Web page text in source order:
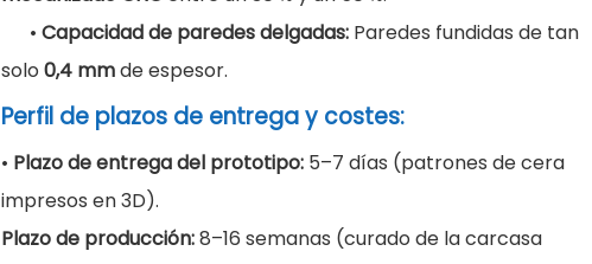
•Capacidad de paredes delgadas: Paredes fundidas de tan
solo0,4 mmde espesor.
Perfil de plazos de entrega y costes:
• Plazo de entrega del prototipo: 5–7 días (patrones de cera
impresos en 3D).
Plazo de producción:8–16 semanas (curado de la carcasa